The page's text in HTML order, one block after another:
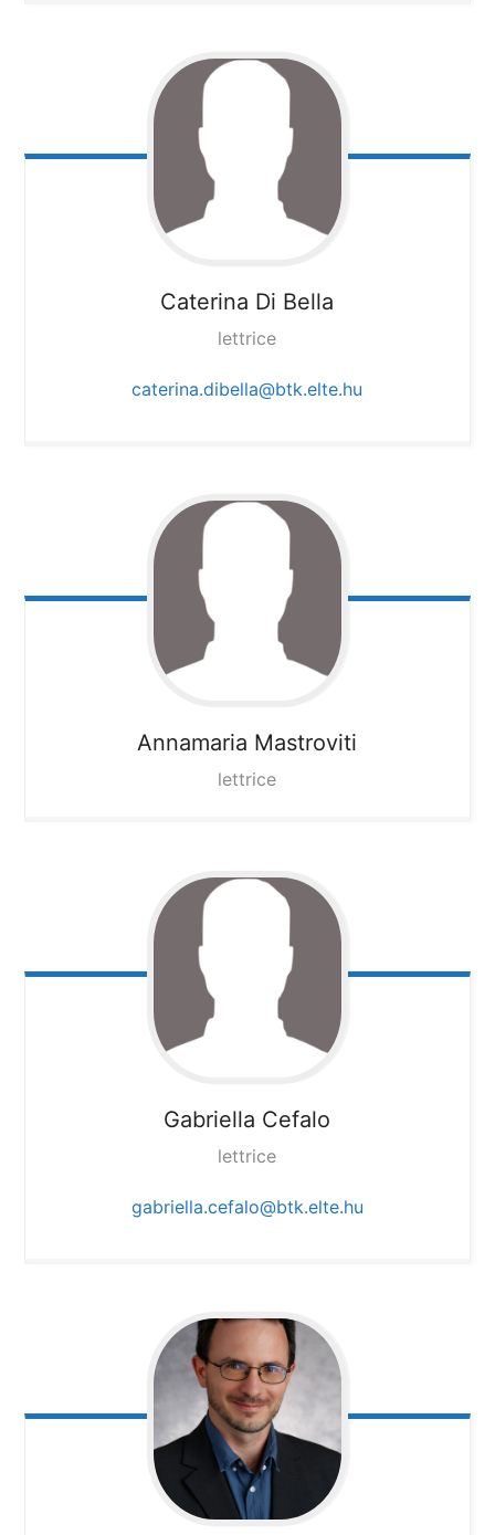
Caterina Di Bella
lettrice
caterina.dibella@btk.elte.hu
Annamaria Mastroviti
lettrice
Gabriella Cefalo
lettrice
gabriella.cefalo@btk.elte.hu